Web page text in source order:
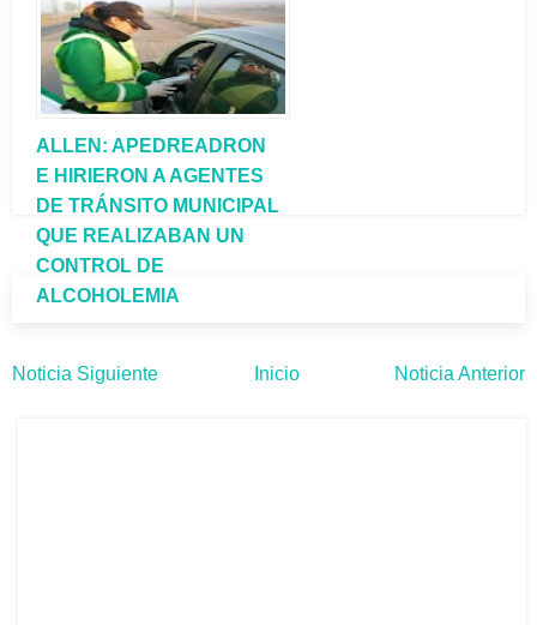
PAÍS
ALLEN: APEDREADRON
E HIRIERON A AGENTES
DE TRÁNSITO MUNICIPAL
QUE REALIZABAN UN
CONTROL DE
ALCOHOLEMIA
Noticia Siguiente Inicio Noticia Anterior